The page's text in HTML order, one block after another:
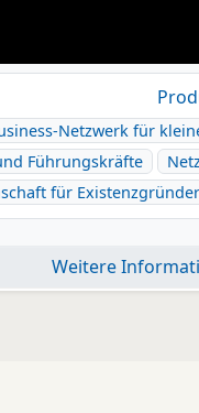
Netzwerk für
Führungskräfte
für
Weitere